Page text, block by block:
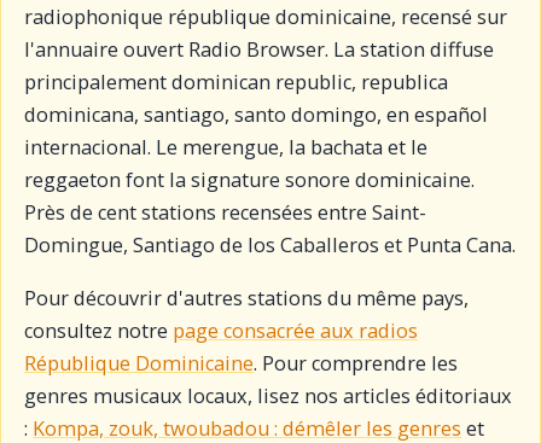
radiophonique république dominicaine, recensé sur
l'annuaire ouvert Radio Browser. La station diffuse
principalement dominican republic, republica
dominicana, santiago, santo domingo, en español
internacional. Le merengue, la bachata et le
reggaeton font la signature sonore dominicaine.
Près de cent stations recensées entre Saint-
Domingue, Santiago de los Caballeros et Punta Cana.
Pour découvrir d'autres stations du même pays,
consultez notre page consacrée aux radios
République Dominicaine. Pour comprendre les
genres musicaux locaux, lisez nos articles éditoriaux
: Kompa, zouk, twoubadou : démêler les genres et